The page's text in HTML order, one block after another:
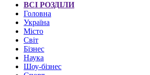
ВСІ РОЗДІЛИ
Головна
Україна
Місто
Світ
Бізнес
Наука
Шоу-бізнес